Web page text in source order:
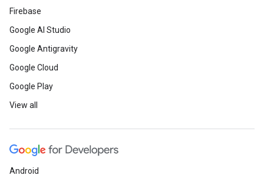
Firebase
Google AI Studio
Google Antigravity
Google Cloud
Google Play
View all
Android